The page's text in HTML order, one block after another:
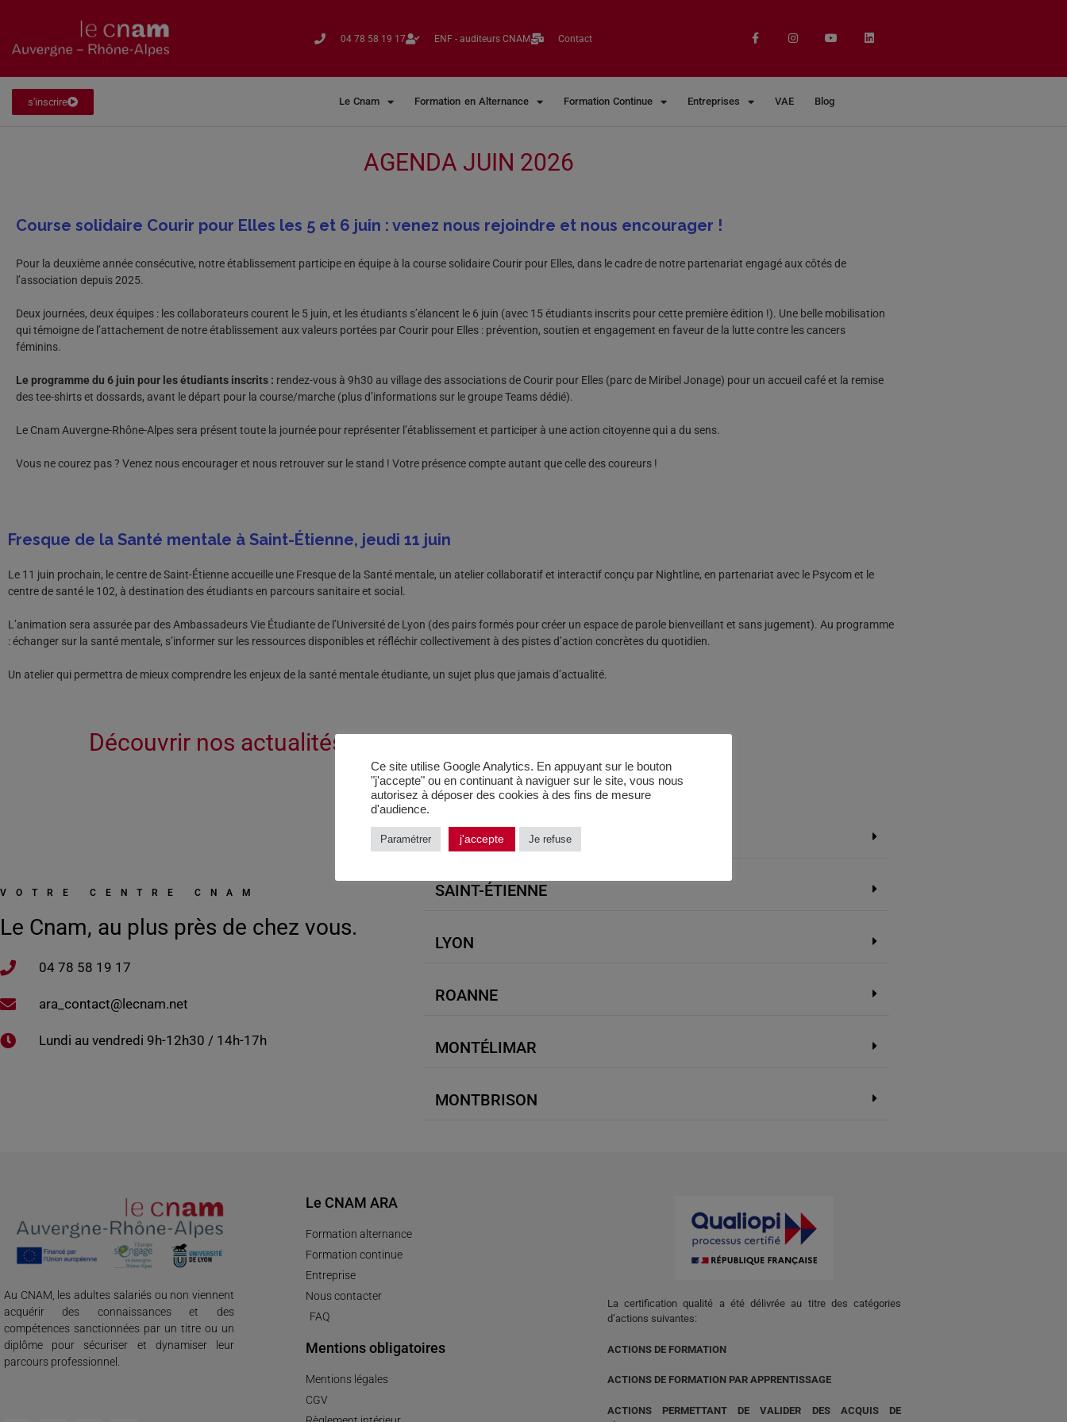
04 78 58 19 17​ ENF - auditeurs CNAM Contact
s'inscrire Le Cnam Formation en Alternance Formation Continue Entreprises VAE Blog
AGENDA JUIN 2026
Course solidaire Courir pour Elles les 5 et 6 juin : venez nous rejoindre et nous encourager !
Pour la deuxième année consécutive, notre établissement participe en équipe à la course solidaire Courir pour Elles, dans le cadre de notre partenariat engagé aux côtés de
l’association depuis 2025.
Deux journées, deux équipes : les collaborateurs courent le 5 juin, et les étudiants s’élancent le 6 juin (avec 15 étudiants inscrits pour cette première édition !). Une belle mobilisation
qui témoigne de l’attachement de notre établissement aux valeurs portées par Courir pour Elles : prévention, soutien et engagement en faveur de la lutte contre les cancers
féminins.
Le programme du 6 juin pour les étudiants inscrits : rendez-vous à 9h30 au village des associations de Courir pour Elles (parc de Miribel Jonage) pour un accueil café et la remise
des tee-shirts et dossards, avant le départ pour la course/marche (plus d’informations sur le groupe Teams dédié).
Le Cnam Auvergne-Rhône-Alpes sera présent toute la journée pour représenter l’établissement et participer à une action citoyenne qui a du sens.
Vous ne courez pas ? Venez nous encourager et nous retrouver sur le stand ! Votre présence compte autant que celle des coureurs !
Fresque de la Santé mentale à Saint-Étienne, jeudi 11 juin
Le 11 juin prochain, le centre de Saint-Étienne accueille une Fresque de la Santé mentale, un atelier collaboratif et interactif conçu par Nightline, en partenariat avec le Psycom et le
centre de santé le 102, à destination des étudiants en parcours sanitaire et social.
L’animation sera assurée par des Ambassadeurs Vie Étudiante de l’Université de Lyon (des pairs formés pour créer un espace de parole bienveillant et sans jugement). Au programme
: échanger sur la santé mentale, s’informer sur les ressources disponibles et réfléchir collectivement à des pistes d’action concrètes du quotidien.
Un atelier qui permettra de mieux comprendre les enjeux de la santé mentale étudiante, un sujet plus que jamais d’actualité.
Découvrir nos actualités :
VOTRE CENTRE CNAM
Le Cnam, au plus près de chez vous.
04 78 58 19 17​
ara_contact@lecnam.net
Lundi au vendredi 9h-12h30 / 14h-17h
GRENOBLE
SAINT-ÉTIENNE
LYON
ROANNE
MONTÉLIMAR
MONTBRISON
Au CNAM, les adultes salariés ou non viennent
acquérir des connaissances et des
compétences sanctionnées par un titre ou un
diplôme pour sécuriser et dynamiser leur
parcours professionnel.
Le CNAM ARA
Formation alternance
Formation continue
Entreprise
Nous contacter
FAQ
Mentions obligatoires
Mentions légales
CGV
La certification qualité a été délivrée au titre des catégories
d’actions suivantes:
ACTIONS DE FORMATION
ACTIONS DE FORMATION PAR APPRENTISSAGE
ACTIONS PERMETTANT DE VALIDER DES ACQUIS DE
Ce site utilise Google Analytics. En appuyant sur le bouton
"j'accepte" ou en continuant à naviguer sur le site, vous nous
autorisez à déposer des cookies à des fins de mesure
d'audience.
Paramétrer j'accepte Je refuse